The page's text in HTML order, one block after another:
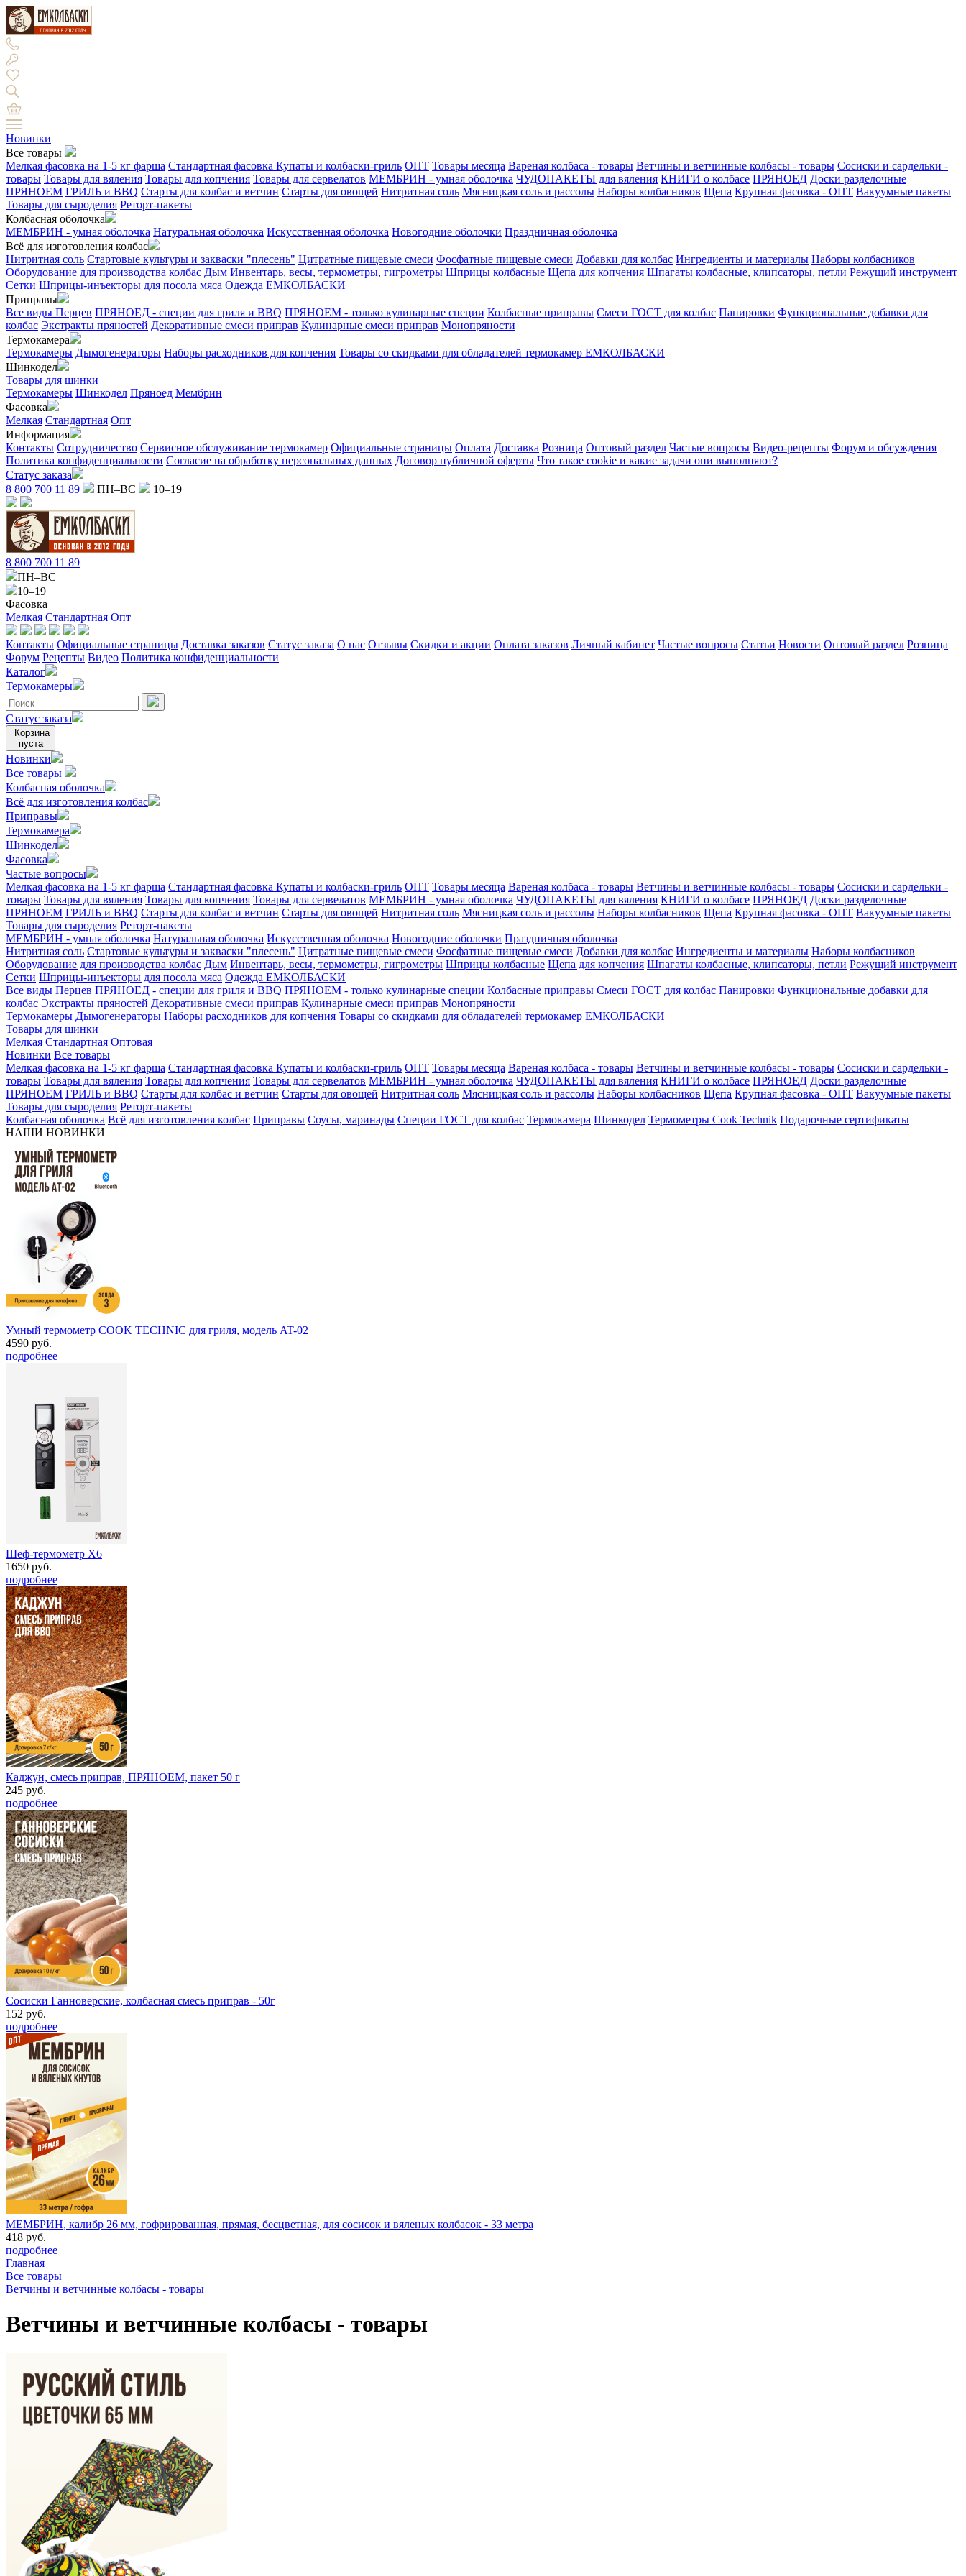
Новинки
Все товары
Мелкая фасовка на 1-5 кг фарша Стандартная фасовка Купаты и колбаски-гриль ОПТ Товары месяца Вареная колбаса - товары Ветчины и ветчинные колбасы - товары Сосиски и сардельки -
товары Товары для вяления Товары для копчения Товары для сервелатов МЕМБРИН - умная оболочка ЧУДОПАКЕТЫ для вяления КНИГИ о колбасе ПРЯНОЕД Доски разделочные
ПРЯНОЕМ ГРИЛЬ и BBQ Старты для колбас и ветчин Старты для овощей Нитритная соль Мясницкая соль и рассолы Наборы колбасников Щепа Крупная фасовка - ОПТ Вакуумные пакеты
Товары для сыроделия Реторт-пакеты
Колбасная оболочка
МЕМБРИН - умная оболочка Натуральная оболочка Искусственная оболочка Новогодние оболочки Праздничная оболочка
Всё для изготовления колбас
Нитритная соль Стартовые культуры и закваски "плесень" Цитратные пищевые смеси Фосфатные пищевые смеси Добавки для колбас Ингредиенты и материалы Наборы колбасников
Оборудование для производства колбас Дым Инвентарь, весы, термометры, гигрометры Шприцы колбасные Щепа для копчения Шпагаты колбасные, клипсаторы, петли Режущий инструмент
Сетки Шприцы-инъекторы для посола мяса Одежда ЕМКОЛБАСКИ
Приправы
Все виды Перцев ПРЯНОЕД - специи для гриля и BBQ ПРЯНОЕМ - только кулинарные специи Колбасные приправы Смеси ГОСТ для колбас Панировки Функциональные добавки для
колбас Экстракты пряностей Декоративные смеси приправ Кулинарные смеси приправ Монопряности
Термокамера
Термокамеры Дымогенераторы Наборы расходников для копчения Товары со скидками для обладателей термокамер ЕМКОЛБАСКИ
Шинкодел
Товары для шинки
Термокамеры Шинкодел Пряноед Мембрин
Фасовка
Мелкая Стандартная Опт
Информация
Контакты Сотрудничество Сервисное обслуживание термокамер Официальные страницы Оплата Доставка Розница Оптовый раздел Частые вопросы Видео-рецепты Форум и обсуждения
Политика конфиденциальности Согласие на обработку персональных данных Договор публичной оферты Что такое cookie и какие задачи они выполняют?
Статус заказа
8 800 700 11 89
ПН–ВС 10–19
8 800 700 11 89
ПН–ВС
10–19
Фасовка
Мелкая Стандартная Опт
Контакты Официальные страницы Доставка заказов Статус заказа О нас Отзывы Скидки и акции Оплата заказов Личный кабинет Частые вопросы Статьи Новости Оптовый раздел Розница
Форум Рецепты Видео Политика конфиденциальности
Каталог
Термокамеры
Статус заказа
Корзина
пуста
Новинки
Все товары
Колбасная оболочка
Всё для изготовления колбас
Приправы
Термокамера
Шинкодел
Фасовка
Частые вопросы
Мелкая фасовка на 1-5 кг фарша Стандартная фасовка Купаты и колбаски-гриль ОПТ Товары месяца Вареная колбаса - товары Ветчины и ветчинные колбасы - товары Сосиски и сардельки -
товары Товары для вяления Товары для копчения Товары для сервелатов МЕМБРИН - умная оболочка ЧУДОПАКЕТЫ для вяления КНИГИ о колбасе ПРЯНОЕД Доски разделочные
ПРЯНОЕМ ГРИЛЬ и BBQ Старты для колбас и ветчин Старты для овощей Нитритная соль Мясницкая соль и рассолы Наборы колбасников Щепа Крупная фасовка - ОПТ Вакуумные пакеты
Товары для сыроделия Реторт-пакеты
МЕМБРИН - умная оболочка Натуральная оболочка Искусственная оболочка Новогодние оболочки Праздничная оболочка
Нитритная соль Стартовые культуры и закваски "плесень" Цитратные пищевые смеси Фосфатные пищевые смеси Добавки для колбас Ингредиенты и материалы Наборы колбасников
Оборудование для производства колбас Дым Инвентарь, весы, термометры, гигрометры Шприцы колбасные Щепа для копчения Шпагаты колбасные, клипсаторы, петли Режущий инструмент
Сетки Шприцы-инъекторы для посола мяса Одежда ЕМКОЛБАСКИ
Все виды Перцев ПРЯНОЕД - специи для гриля и BBQ ПРЯНОЕМ - только кулинарные специи Колбасные приправы Смеси ГОСТ для колбас Панировки Функциональные добавки для
колбас Экстракты пряностей Декоративные смеси приправ Кулинарные смеси приправ Монопряности
Термокамеры Дымогенераторы Наборы расходников для копчения Товары со скидками для обладателей термокамер ЕМКОЛБАСКИ
Товары для шинки
Мелкая Стандартная Оптовая
Новинки Все товары
Мелкая фасовка на 1-5 кг фарша Стандартная фасовка Купаты и колбаски-гриль ОПТ Товары месяца Вареная колбаса - товары Ветчины и ветчинные колбасы - товары Сосиски и сардельки -
товары Товары для вяления Товары для копчения Товары для сервелатов МЕМБРИН - умная оболочка ЧУДОПАКЕТЫ для вяления КНИГИ о колбасе ПРЯНОЕД Доски разделочные
ПРЯНОЕМ ГРИЛЬ и BBQ Старты для колбас и ветчин Старты для овощей Нитритная соль Мясницкая соль и рассолы Наборы колбасников Щепа Крупная фасовка - ОПТ Вакуумные пакеты
Товары для сыроделия Реторт-пакеты
Колбасная оболочка Всё для изготовления колбас Приправы Соусы, маринады Специи ГОСТ для колбас Термокамера Шинкодел Термометры Cook Technik Подарочные сертификаты
НАШИ НОВИНКИ
Умный термометр COOK TECHNIC для гриля, модель AT-02
4590 руб.
подробнее
Шеф-термометр Х6
1650 руб.
подробнее
Каджун, смесь приправ, ПРЯНОЕМ, пакет 50 г
245 руб.
подробнее
Сосиски Ганноверские, колбасная смесь приправ - 50г
152 руб.
подробнее
МЕМБРИН, калибр 26 мм, гофрированная, прямая, бесцветная, для сосисок и вяленых колбасок - 33 метра
418 руб.
подробнее
Главная
Все товары
Ветчины и ветчинные колбасы - товары
Ветчины и ветчинные колбасы - товары